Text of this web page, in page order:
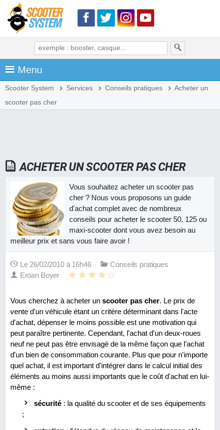
Menu
Scooter System Services Conseils pratiques
Acheter un
scooter pas cher
ACHETER UN SCOOTER PAS CHER
Vous souhaitez acheter un scooter pas
cher ? Nous vous proposons un guide
d'achat complet avec de nombreux
conseils pour acheter le scooter 50, 125 ou
maxi-scooter dont vous avez besoin au
meilleur prix et sans vous faire avoir !
Le 26/02/2010 à 16h46
Conseils pratiques
Eroan Boyer
Vous cherchez à acheter un scooter pas cher. Le prix de
vente d'un véhicule étant un critère déterminant dans l'acte
d'achat, dépenser le moins possible est une motivation qui
peut paraître pertinente. Cependant, l'achat d'un deux-roues
neuf ne peut pas être envisagé de la même façon que l'achat
d'un bien de consommation courante. Plus que pour n'importe
quel achat, il est important d'intégrer dans le calcul initial des
éléments au moins aussi importants que le coût d'achat en lui-
même :
sécurité : la qualité du scooter et de ses équipements
;